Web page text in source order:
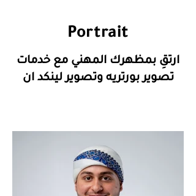
Portrait
ارتقِ بمظهرك المهني مع خدمات
تصوير بورتريه وتصوير لينكد ان